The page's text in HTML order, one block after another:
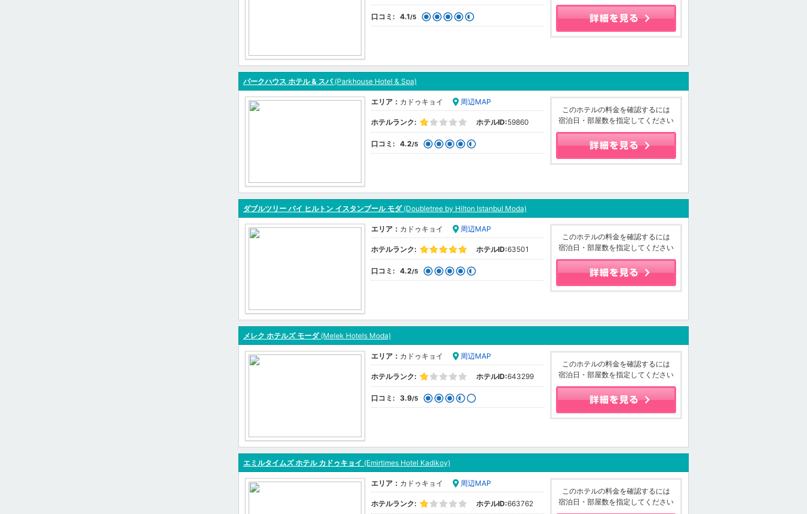
口コミ: 4.1/5
パークハウス ホテル & スパ(Parkhouse Hotel & Spa)
エリア： カドゥキョイ 周辺MAP
ホテルランク: ホテルID:59860
口コミ: 4.2/5
このホテルの料金を確認するには
宿泊日・部屋数を指定してください
ダブルツリー バイ ヒルトン イスタンブール モダ(Doubletree by Hilton Istanbul Moda)
エリア： カドゥキョイ 周辺MAP
ホテルランク: ホテルID:63501
口コミ: 4.2/5
このホテルの料金を確認するには
宿泊日・部屋数を指定してください
メレク ホテルズ モーダ(Melek Hotels Moda)
エリア： カドゥキョイ 周辺MAP
ホテルランク: ホテルID:643299
口コミ: 3.9/5
このホテルの料金を確認するには
宿泊日・部屋数を指定してください
エミルタイムズ ホテル カドゥキョイ (Emirtimes Hotel Kadikoy)
エリア： カドゥキョイ 周辺MAP
ホテルランク: ホテルID:663762
このホテルの料金を確認するには
宿泊日・部屋数を指定してください